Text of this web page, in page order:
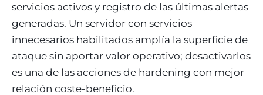
servicios activos y registro de las últimas alertas
generadas. Un servidor con servicios
innecesarios habilitados amplía la superficie de
ataque sin aportar valor operativo; desactivarlos
es una de las acciones de hardening con mejor
relación coste-beneficio.